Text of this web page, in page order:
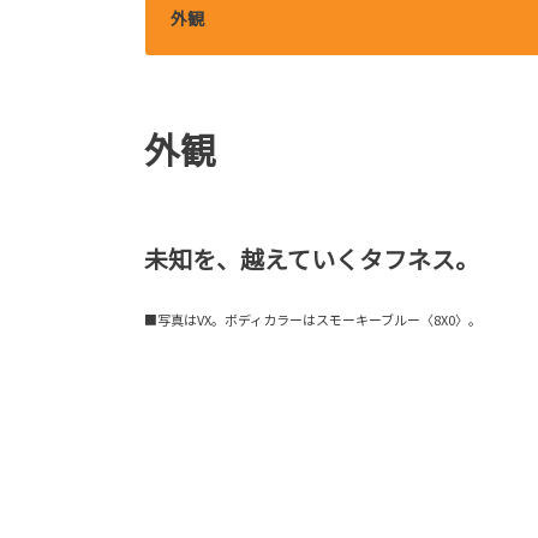
外観
外観
未知を、越えていくタフネス。
■写真はVX。ボディカラーはスモーキーブルー〈8X0〉。